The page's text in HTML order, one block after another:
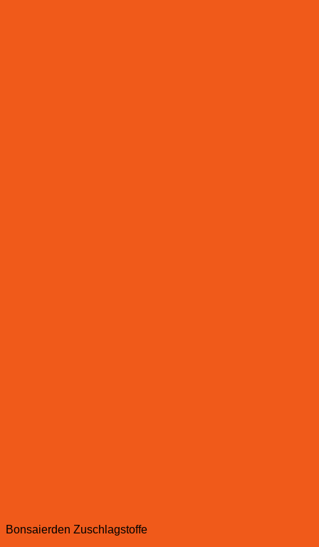
Bonsaierden Zuschlagstoffe